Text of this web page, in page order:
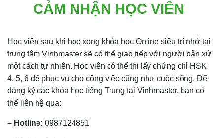
CẢM NHẬN HỌC VIÊN
Học viên sau khi học xong khóa học Online siêu trí nhớ tại
trung tâm Vinhmaster sẽ có thể giao tiếp với người bản xứ
một cách tự nhiên. Học viên có thể thi lấy chứng chỉ HSK
4, 5, 6 để phục vụ cho công việc cũng như cuộc sống. Để
đăng ký các khóa học tiếng Trung tại Vinhmaster, bạn có
thể liên hệ qua:
– Hotline: 0987124851